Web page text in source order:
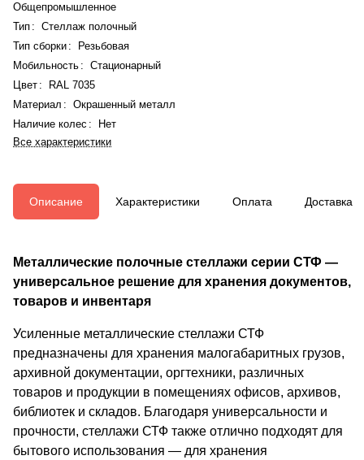
Общепромышленное
Тип : Стеллаж полочный
Тип сборки:
Резьбовая
Мобильность : Стационарный
Цвет :
RAL 7035
Материал : Окрашенный металл
Наличие колес :
Нет
Все характеристики
Описание Характеристики Оплата Доставка
Металлические полочные стеллажи серии СТФ —
универсальное решение для хранения документов,
товаров и инвентаря
Усиленные металлические стеллажи СТФ
предназначены для хранения малогабаритных грузов,
архивной документации, оргтехники, различных
товаров и продукции в помещениях офисов, архивов,
библиотек и складов. Благодаря универсальности и
прочности, стеллажи СТФ также отлично подходят для
бытового использования — для хранения